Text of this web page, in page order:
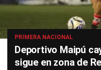
PRIMERA NACIONAL
Deportivo Maipú
sigue en zona de